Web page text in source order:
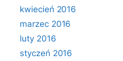
kwiecień 2016
marzec 2016
luty 2016
styczeń 2016